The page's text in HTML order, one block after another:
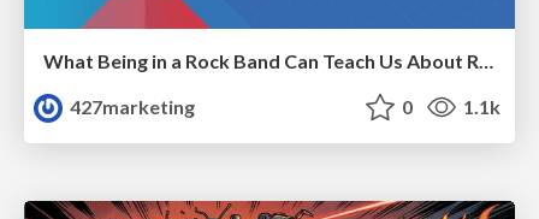
What Being in a Rock Band Can Teach Us About Real World SEO
427marketing
0 1.1k